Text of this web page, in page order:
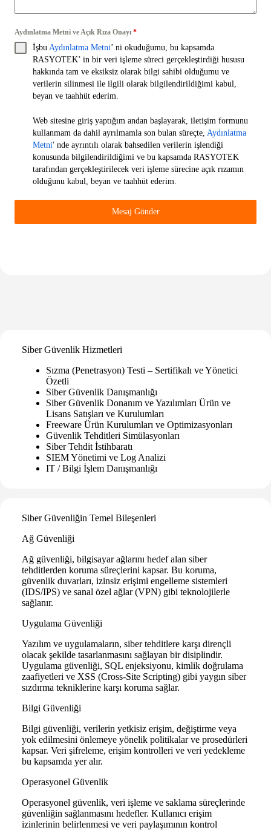
Aydınlatma Metni ve Açık Rıza Onayı *
İşbu Aydınlatma Metni’ ni okuduğumu, bu kapsamda
RASYOTEK’ in bir veri işleme süreci gerçekleştirdiği hususu
hakkında tam ve eksiksiz olarak bilgi sahibi olduğumu ve
verilerin silinmesi ile ilgili olarak bilgilendirildiğimi kabul,
beyan ve taahhüt ederim.
Web sitesine giriş yaptığım andan başlayarak, iletişim formunu
kullanmam da dahil ayrılmamla son bulan süreçte, Aydınlatma
Metni' nde ayrıntılı olarak bahsedilen verilerin işlendiği
konusunda bilgilendirildiğimi ve bu kapsamda RASYOTEK
tarafından gerçekleştirilecek veri işleme sürecine açık rızamın
olduğunu kabul, beyan ve taahhüt ederim.
Mesaj Gönder
Siber Güvenlik Hizmetleri
Sızma (Penetrasyon) Testi – Sertifikalı ve Yönetici
Özetli
Siber Güvenlik Danışmanlığı
Siber Güvenlik Donanım ve Yazılımları Ürün ve
Lisans Satışları ve Kurulumları
Freeware Ürün Kurulumları ve Optimizasyonları
Güvenlik Tehditleri Simülasyonları
Siber Tehdit İstihbaratı
SIEM Yönetimi ve Log Analizi
IT / Bilgi İşlem Danışmanlığı
Siber Güvenliğin Temel Bileşenleri
Ağ Güvenliği
Ağ güvenliği, bilgisayar ağlarını hedef alan siber
tehditlerden koruma süreçlerini kapsar. Bu koruma,
güvenlik duvarları, izinsiz erişimi engelleme sistemleri
(IDS/IPS) ve sanal özel ağlar (VPN) gibi teknolojilerle
sağlanır.
Uygulama Güvenliği
Yazılım ve uygulamaların, siber tehditlere karşı dirençli
olacak şekilde tasarlanmasını sağlayan bir disiplindir.
Uygulama güvenliği, SQL enjeksiyonu, kimlik doğrulama
zaafiyetleri ve XSS (Cross-Site Scripting) gibi yaygın siber
sızdırma tekniklerine karşı koruma sağlar.
Bilgi Güvenliği
Bilgi güvenliği, verilerin yetkisiz erişim, değiştirme veya
yok edilmesini önlemeye yönelik politikalar ve prosedürleri
kapsar. Veri şifreleme, erişim kontrolleri ve veri yedekleme
bu kapsamda yer alır.
Operasyonel Güvenlik
Operasyonel güvenlik, veri işleme ve saklama süreçlerinde
güvenliğin sağlanmasını hedefler. Kullanıcı erişim
izinlerinin belirlenmesi ve veri paylaşımının kontrol